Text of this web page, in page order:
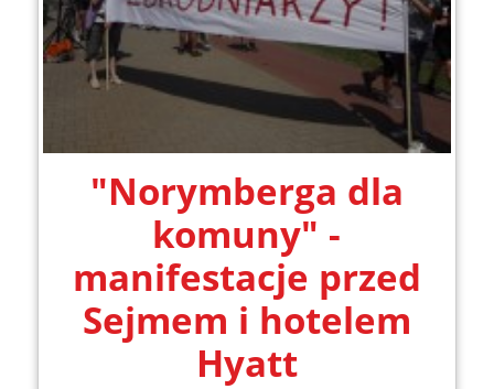
"Norymberga dla
komuny" -
manifestacje przed
Sejmem i hotelem
Hyatt